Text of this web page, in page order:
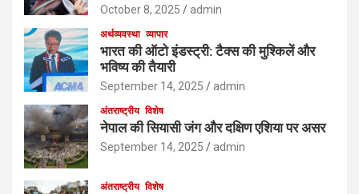
October 8, 2025 admin
अर्थव्यवस्था व्यापार
भारत की ऑटो इंडस्ट्री: टैक्स की मुश्किलें और
भविष्य की तैयारी
September 14, 2025 admin
अंतराष्ट्रीय विशेष
नेपाल की सियासी जंग और दक्षिण एशिया पर असर
September 14, 2025 admin
अंतराष्ट्रीय विशेष